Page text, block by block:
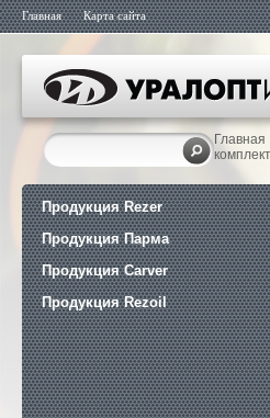
Главная Карта сайта
Главная
Продукция Rezer
Продукция Парма
Продукция Carver
Продукция Rezoil